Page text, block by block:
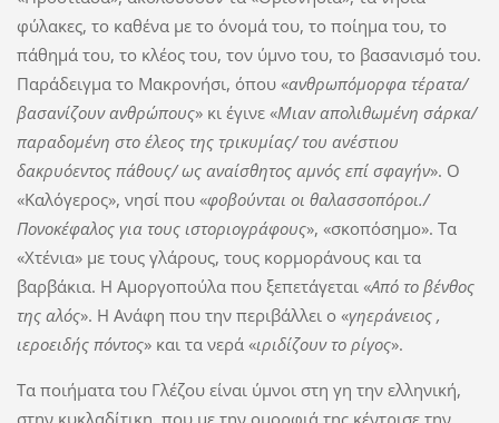
φύλακες, το καθένα με το όνομά του, το ποίημα του, το
πάθημά του, το κλέος του, τον ύμνο του, το βασανισμό του.
Παράδειγμα το Μακρονήσι, όπου «ανθρωπόμορφα τέρατα/
βασανίζουν ανθρώπους» κι έγινε «Μιαν απολιθωμένη σάρκα/
παραδομένη στο έλεος της τρικυμίας/ του ανέστιου
δακρυόεντος πάθους/ ως αναίσθητος αμνός επί σφαγήν». Ο
«Καλόγερος», νησί που «φοβούνται οι θαλασσοπόροι./
Πονοκέφαλος για τους ιστοριογράφους», «σκοπόσημο». Τα
«Χτένια» με τους γλάρους, τους κορμοράνους και τα
βαρβάκια. Η Αμοργοπούλα που ξεπετάγεται «Από το βένθος
της αλός». Η Ανάφη που την περιβάλλει ο «γηεράνειος ,
ιεροειδής πόντος» και τα νερά «ιριδίζουν το ρίγος».
Τα ποιήματα του Γλέζου είναι ύμνοι στη γη την ελληνική,
στην κυκλαδίτικη, που με την ομορφιά της κέντρισε την